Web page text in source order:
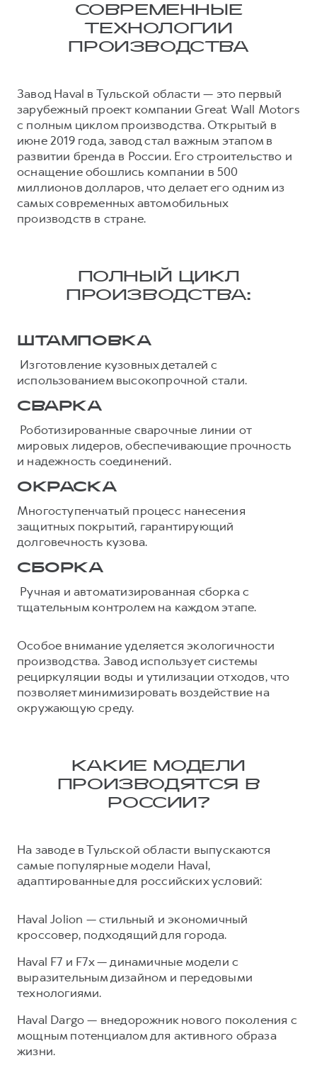
HAVAL Лизинг
Автомобильные аксессуары
Коллекция CITY
Коллекция Базовая
Коллекция Детская
АКСЕССУАРЫ HAVAL
Автомобильные аксессуары
Коллекция Базовая
Коллекция Детская
СОВРЕМЕННЫЕ
ТЕХНОЛОГИИ
ПРОИЗВОДСТВА
Завод Haval в Тульской области — это первый
зарубежный проект компании Great Wall Motors
с полным циклом производства. Открытый в
июне 2019 года, завод стал важным этапом в
развитии бренда в России. Его строительство и
оснащение обошлись компании в 500
миллионов долларов, что делает его одним из
самых современных автомобильных
производств в стране.
ПОЛНЫЙ ЦИКЛ
ПРОИЗВОДСТВА:
ШТАМПОВКА
Изготовление кузовных деталей с
использованием высокопрочной стали.
СВАРКА
Роботизированные сварочные линии от
мировых лидеров, обеспечивающие прочность
и надежность соединений.
ОКРАСКА
Многоступенчатый процесс нанесения
защитных покрытий, гарантирующий
долговечность кузова.
СБОРКА
Ручная и автоматизированная сборка с
тщательным контролем на каждом этапе.
Особое внимание уделяется экологичности
производства. Завод использует системы
рециркуляции воды и утилизации отходов, что
позволяет минимизировать воздействие на
окружающую среду.
КАКИЕ МОДЕЛИ
ПРОИЗВОДЯТСЯ В
РОССИИ?
На заводе в Тульской области выпускаются
самые популярные модели Haval,
адаптированные для российских условий:
Haval Jolion — стильный и экономичный
кроссовер, подходящий для города.
Haval F7 и F7x — динамичные модели с
выразительным дизайном и передовыми
технологиями.
Haval Dargo — внедорожник нового поколения с
мощным потенциалом для активного образа
жизни.